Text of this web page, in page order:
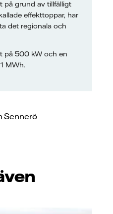
på grund av tillfälligt
effekttoppar, har
det regionala och
på 500 kW och en
MWh.
Sennerö